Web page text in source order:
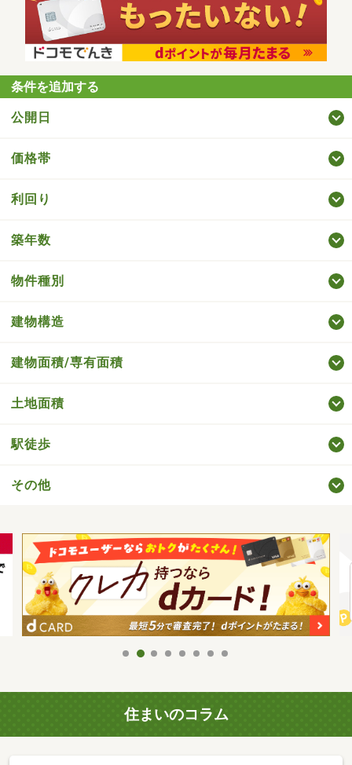
条件を追加する
公開日
価格帯
利回り
築年数
物件種別
建物構造
建物面積/専有面積
土地面積
駅徒歩
その他
住まいのコラム